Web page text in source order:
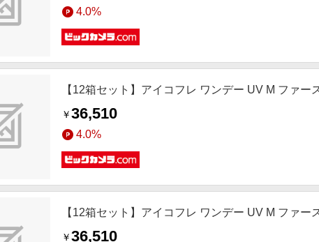
4.0%
【12箱セット】アイコフレ ワンデー UV M ファ
￥36,510
4.0%
【12箱セット】アイコフレ ワンデー UV M ファ
￥36,510